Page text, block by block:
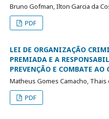
Bruno Gofman, Ilton Garcia da
PDF
LEI DE ORGANIZAÇÃO
PREMIADA E A
PREVENÇÃO E COMBATE
Matheus Gomes Camacho, Thais
PDF